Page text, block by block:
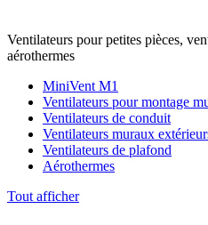
Ventilateurs pour petites pièces,
aérothermes
MiniVent M1
Ventilateurs pour montage
Ventilateurs de conduit
Ventilateurs muraux
Ventilateurs de plafond
Aérothermes
Tout afficher